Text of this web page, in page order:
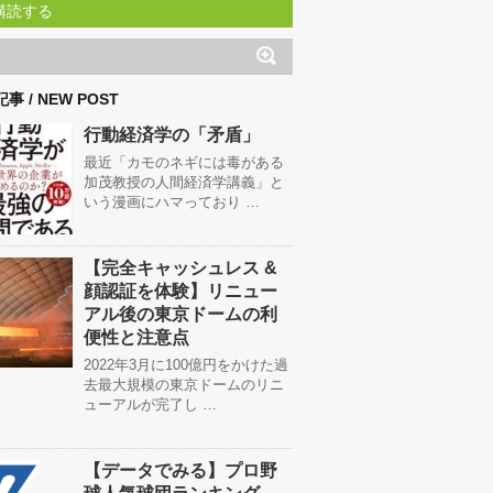
する
事 / NEW POST
行動経済学の「矛盾」
最近「カモのネギには毒がある
加茂教授の人間経済学講義」と
いう漫画にハマっており …
【完全キャッシュレス &
顔認証を体験】リニュー
アル後の東京ドームの利
便性と注意点
2022年3月に100億円をかけた過
去最大規模の東京ドームのリニ
ューアルが完了し …
【データでみる】プロ野